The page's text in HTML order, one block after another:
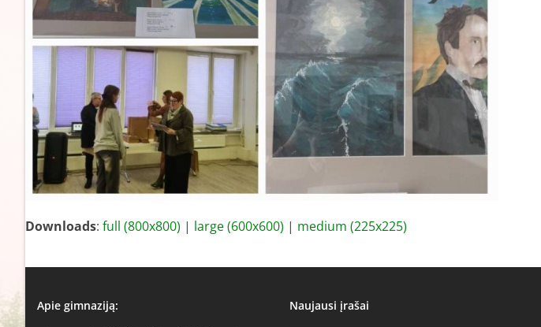
Downloads: full (800x800) | large (600x600) | medium (225x225)
Apie gimnaziją: Naujausi įrašai